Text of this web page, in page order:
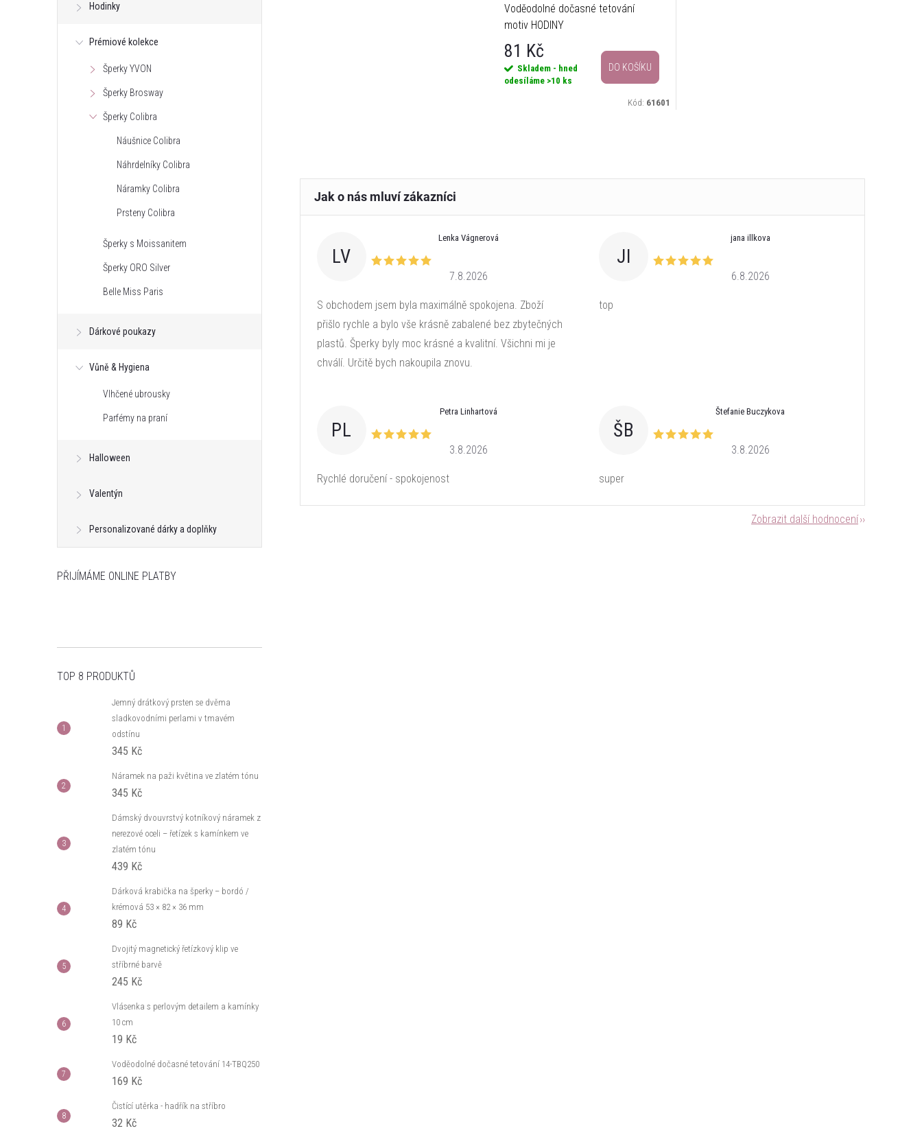
Hodinky
Prémiové kolekce
Šperky YVON
Šperky Brosway
Šperky Colibra
Náušnice Colibra
Náhrdelníky Colibra
Náramky Colibra
Prsteny Colibra
Šperky s Moissanitem
Šperky ORO Silver
Belle Miss Paris
Dárkové poukazy
Vůně & Hygiena
Vlhčené ubrousky
Parfémy na praní
Halloween
Valentýn
Personalizované dárky a doplňky
PŘIJÍMÁME ONLINE PLATBY
TOP 8 PRODUKTŮ
Jemný drátkový prsten se dvěma
sladkovodními perlami v tmavém
odstínu
345 Kč
Náramek na paži květina ve zlatém tónu
345 Kč
Dámský dvouvrstvý kotníkový náramek z
nerezové oceli – řetízek s kamínkem ve
zlatém tónu
439 Kč
Dárková krabička na šperky – bordó /
krémová 53 × 82 × 36 mm
89 Kč
Dvojitý magnetický řetízkový klip ve
stříbrné barvě
245 Kč
Vlásenka s perlovým detailem a kamínky
10 cm
19 Kč
Voděodolné dočasné tetování 14-TBQ250
169 Kč
Čistící utěrka - hadřík na stříbro
32 Kč
Voděodolné dočasné tetování
motiv HODINY
81 Kč
Skladem - hned
odesíláme >10 ks
DO KOŠÍKU
Kód: 61601
LV
Lenka Vágnerová
7.8.2026
S obchodem jsem byla maximálně spokojena. Zboží
přišlo rychle a bylo vše krásně zabalené bez zbytečných
plastů. Šperky byly moc krásné a kvalitní. Všichni mi je
chválí. Určitě bych nakoupila znovu.
JI
jana illkova
6.8.2026
top
PL
Petra Linhartová
3.8.2026
Rychlé doručení - spokojenost
ŠB
Štefanie Buczykova
3.8.2026
super
Zobrazit další hodnocení